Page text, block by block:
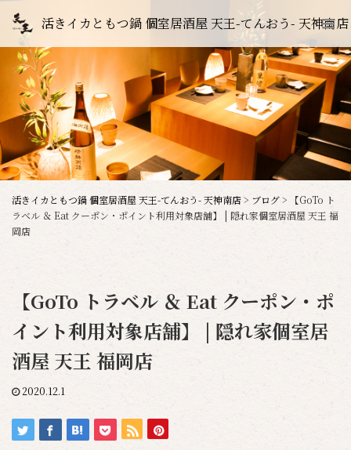
活きイカともつ鍋 個室居酒屋 天王-てんおう- 天神南店
活きイカともつ鍋 個室居酒屋 天王-てんおう- 天神南店> ブログ>
【GoTo ト
ラベル ＆ Eat クーポン・ポイント利用対象店舗】 | 隠れ家個室居酒屋 天王 福
岡店
【GoTo トラベル ＆ Eat クーポン・ポ
イント利用対象店舗】 | 隠れ家個室居
酒屋 天王 福岡店
2020.12.1